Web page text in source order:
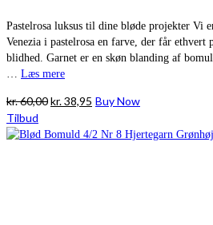
Pastelrosa luksus til dine bløde projekter Vi
Venezia i pastelrosa en farve, der får
blidhed. Garnet er en skøn blanding af
… Læs mere
kr.60,00Den
pris
kr.38,95 Den
pris
Buy Now
Tilbud